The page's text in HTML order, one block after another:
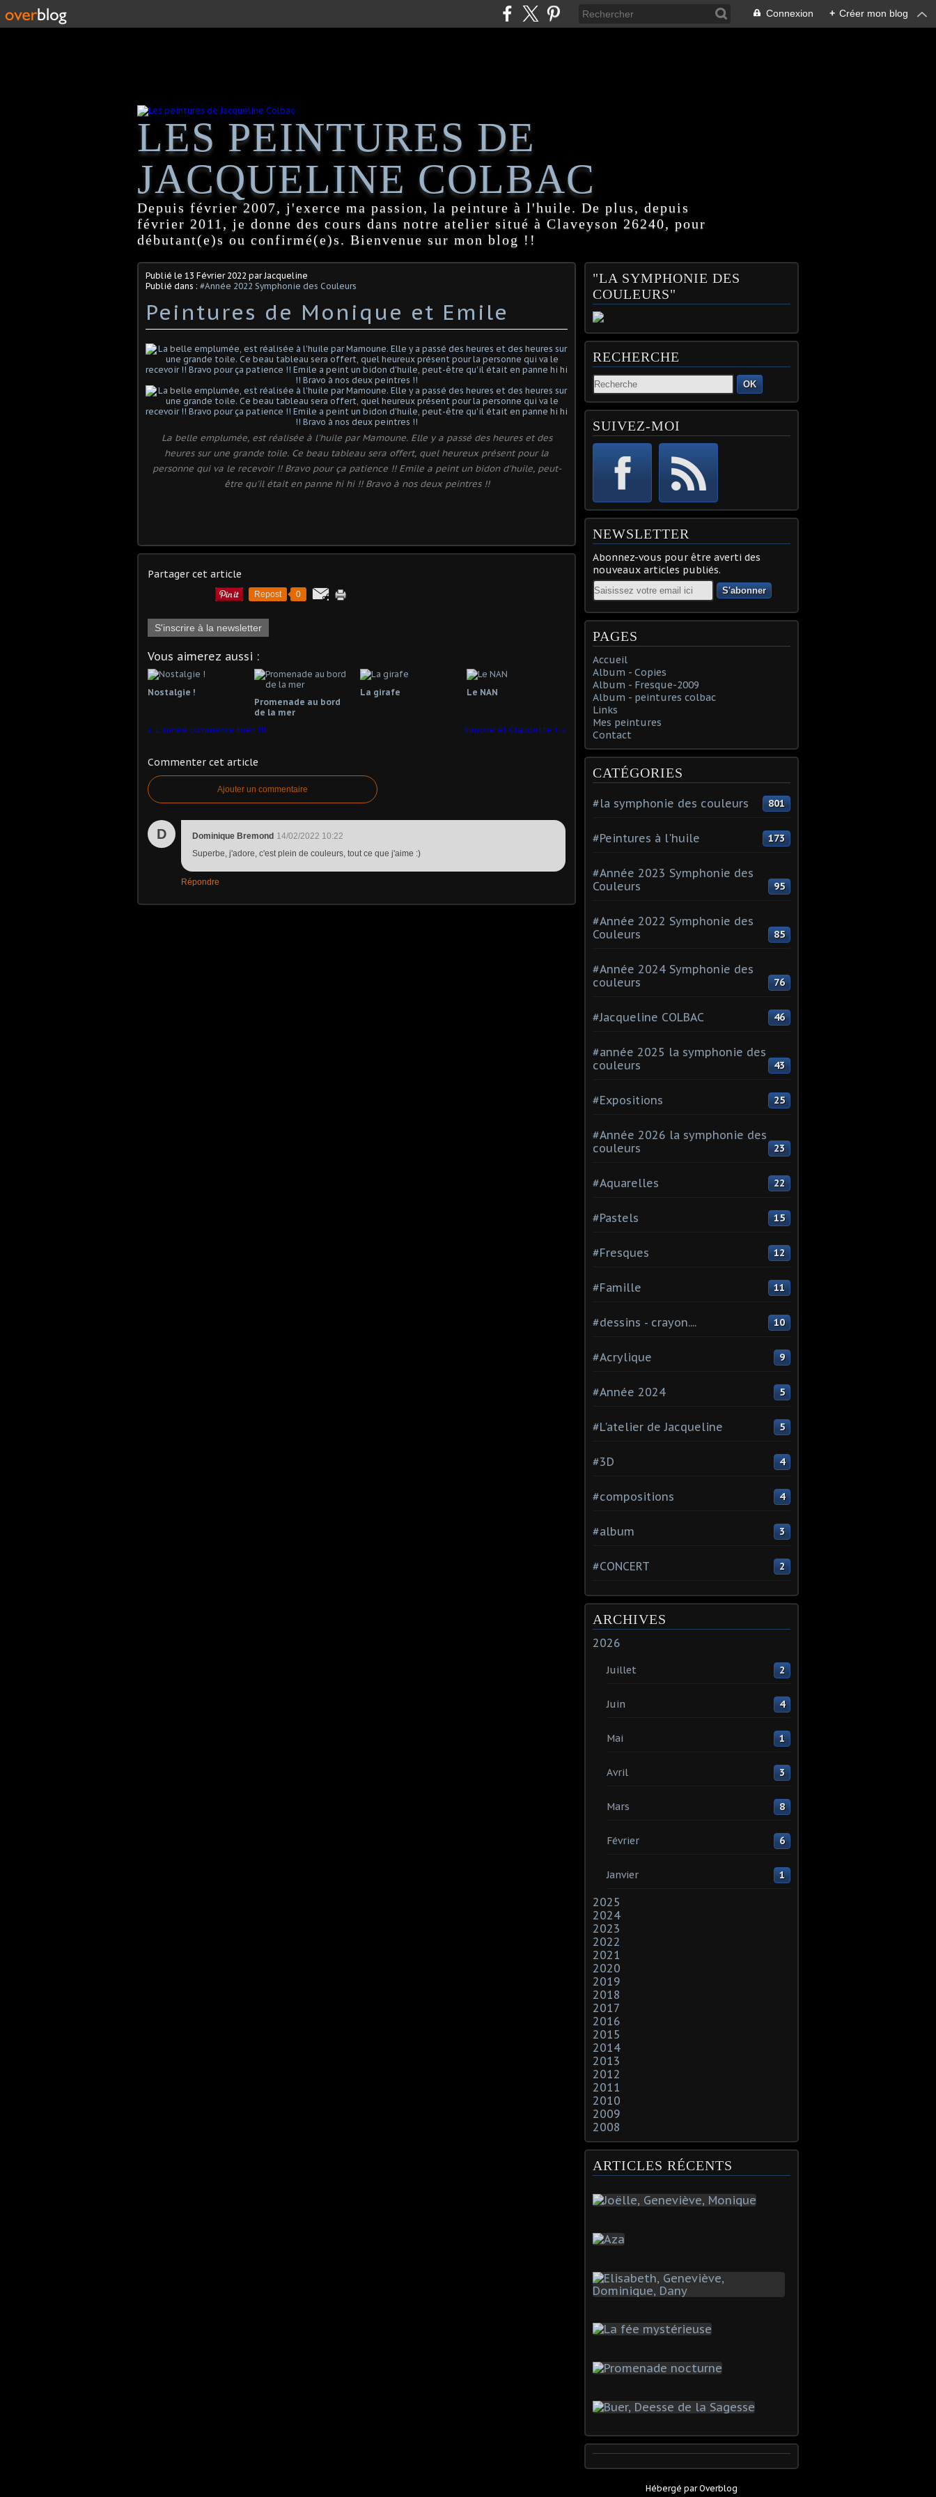
Connexion + Créer mon blog
LES PEINTURES DE
JACQUELINE COLBAC
Depuis février 2007, j'exerce ma passion, la peinture à l'huile. De plus, depuis
février 2011, je donne des cours dans notre atelier situé à Claveyson 26240, pour
débutant(e)s ou confirmé(e)s. Bienvenue sur mon blog !!
Publié le 13 Février 2022 par Jacqueline
Publié dans : #Année 2022 Symphonie des Couleurs
Peintures de Monique et Emile
La belle emplumée, est réalisée à l'huile par Mamoune. Elle y a passé des heures et des
heures sur une grande toile. Ce beau tableau sera offert, quel heureux présent pour la
personne qui va le recevoir !! Bravo pour ça patience !! Emile a peint un bidon d'huile, peut-
être qu'il était en panne hi hi !! Bravo à nos deux peintres !!
Partager cet article
Repost 0
S'inscrire à la newsletter
Vous aimerez aussi :
Nostalgie !
Promenade au bord
de la mer
La girafe Le NAN
L'année commence bien !!! Simone et Claudette !
Commenter cet article
Ajouter un commentaire
D Dominique Bremond 14/02/2022 10:22
Superbe, j'adore, c'est plein de couleurs, tout ce que j'aime :)
Répondre
"LA SYMPHONIE DES
COULEURS"
RECHERCHE
OK
SUIVEZ-MOI
NEWSLETTER
Abonnez-vous pour être averti des
nouveaux articles publiés.
Email
PAGES
Accueil
Album - Copies
Album - Fresque-2009
Album - peintures colbac
Links
Mes peintures
Contact
CATÉGORIES
#la symphonie des couleurs 801
#Peintures à l'huile 173
#Année 2023 Symphonie des
Couleurs
95
#Année 2022 Symphonie des
Couleurs
85
#Année 2024 Symphonie des
couleurs
76
#Jacqueline COLBAC 46
#année 2025 la symphonie des
couleurs
43
#Expositions 25
#Année 2026 la symphonie des
couleurs
23
#Aquarelles 22
#Pastels 15
#Fresques 12
#Famille 11
#dessins - crayon.... 10
#Acrylique 9
#Année 2024 5
#L'atelier de Jacqueline 5
#3D 4
#compositions 4
#album 3
#CONCERT 2
ARCHIVES
2026
Juillet 2
Juin 4
Mai 1
Avril 3
Mars 8
Février 6
Janvier 1
2025
2024
2023
2022
2021
2020
2019
2018
2017
2016
2015
2014
2013
2012
2011
2010
2009
2008
ARTICLES RÉCENTS
Hébergé parOverblog